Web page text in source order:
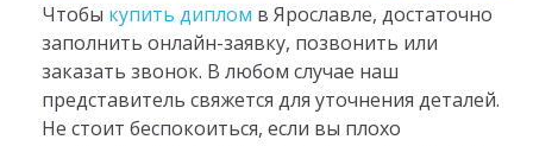
Чтобы купить диплом в Ярославле, достаточно
заполнить онлайн-заявку, позвонить или
заказать звонок. В любом случае наш
представитель свяжется для уточнения деталей.
Не стоит беспокоиться, если вы плохо